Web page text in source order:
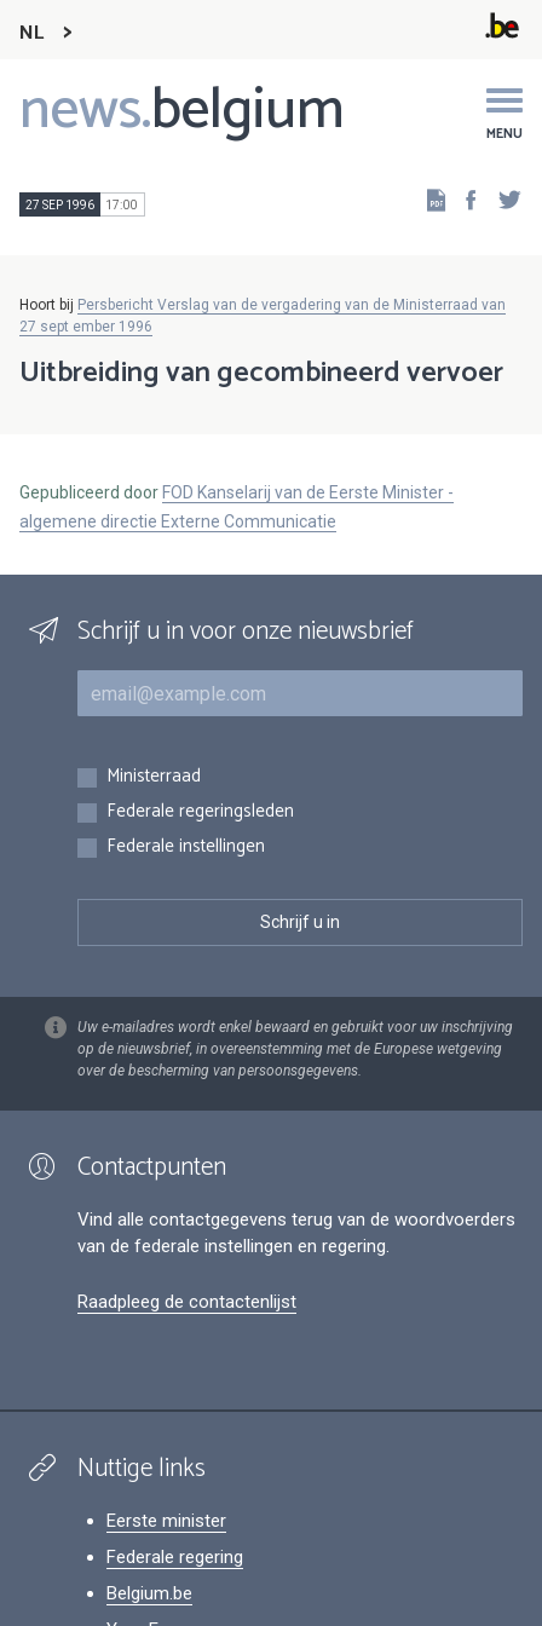
NL
news.belgium MENU
Main
navigation
27 SEP 1996 17:00
Hoort bij Persbericht Verslag van de vergadering van de Ministerraad van
27 sept ember 1996
Uitbreiding van gecombineerd vervoer
Gepubliceerd door FOD Kanselarij van de Eerste Minister -
algemene directie Externe Communicatie
Schrijf u in voor onze nieuwsbrief
E-mail
Inschrijvingen
Ministerraad
Federale regeringsleden
Federale instellingen
Uw e-mailadres wordt enkel bewaard en gebruikt voor uw inschrijving
op de nieuwsbrief, in overeenstemming met de Europese wetgeving
over de bescherming van persoonsgegevens.
Contactpunten
Vind alle contactgegevens terug van de woordvoerders
van de federale instellingen en regering.
Raadpleeg de contactenlijst
Nuttige links
Eerste minister
Federale regering
Belgium.be